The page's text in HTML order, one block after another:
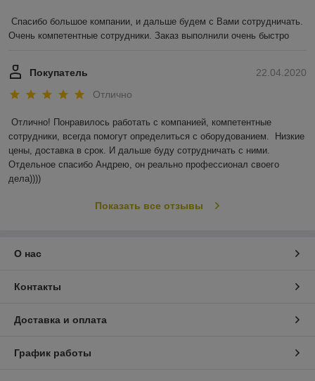
Спасибо большое компании, и дальше будем с Вами сотрудничать.
Очень компетентные сотрудники. Заказ выполнили очень быстро
22.04.2020
Покупатель
Отлично
Отлично! Понравилось работать с компанией, компетентные
сотрудники, всегда помогут определиться с оборудованием.  Низкие
цены, доставка в срок. И дальше буду сотрудничать с ними.
Отдельное спасибо Андрею, он реально профессионал своего
дела))))
Показать все отзывы
О нас
Контакты
Доставка и оплата
График работы